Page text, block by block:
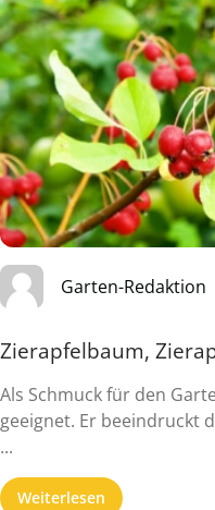
Garten-Redaktion
Zierapfelbaum,
Als Schmuck für den
geeignet. Er beeindruckt
...
Weiterlesen